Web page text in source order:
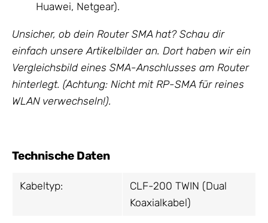
Huawei, Netgear).
Unsicher, ob dein Router SMA hat? Schau dir
einfach unsere Artikelbilder an. Dort haben wir ein
Vergleichsbild eines SMA-Anschlusses am Router
hinterlegt. (Achtung: Nicht mit RP-SMA für reines
WLAN verwechseln!).
Technische Daten
Kabeltyp:
CLF-200 TWIN (Dual
Koaxialkabel)